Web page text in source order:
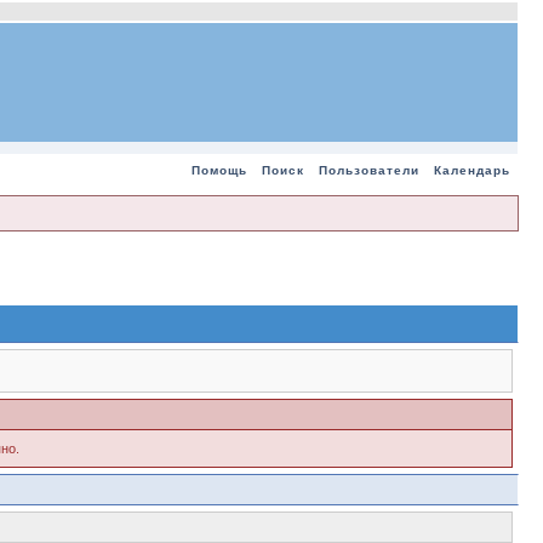
Помощь Поиск Пользователи Календарь